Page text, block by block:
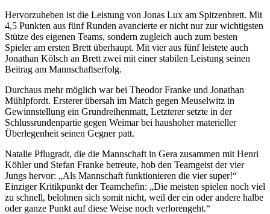
Hervorzuheben ist die Leistung von Jonas Lux am Spitzenbrett. Mit
4,5 Punkten aus fünf Runden avancierte er nicht nur zur wichtigsten
Stütze des eigenen Teams, sondern zugleich auch zum besten
Spieler am ersten Brett überhaupt. Mit vier aus fünf leistete auch
Jonathan Kölsch an Brett zwei mit einer stabilen Leistung seinen
Beitrag am Mannschaftserfolg.
Durchaus mehr möglich war bei Theodor Franke und Jonathan
Mühlpfordt. Ersterer übersah im Match gegen Meuselwitz in
Gewinnstellung ein Grundreihenmatt, Letzterer setzte in der
Schlussrundenpartie gegen Weimar bei haushoher materieller
Überlegenheit seinen Gegner patt.
Natalie Pflugradt, die die Mannschaft in Gera zusammen mit Henri
Köhler und Stefan Franke betreute, hob den Teamgeist der vier
Jungs hervor: „Als Mannschaft funktionieren die vier super!“
Einziger Kritikpunkt der Teamchefin: „Die meisten spielen noch viel
zu schnell, belohnen sich somit nicht, weil der ein oder andere halbe
oder ganze Punkt auf diese Weise noch verlorengeht.“